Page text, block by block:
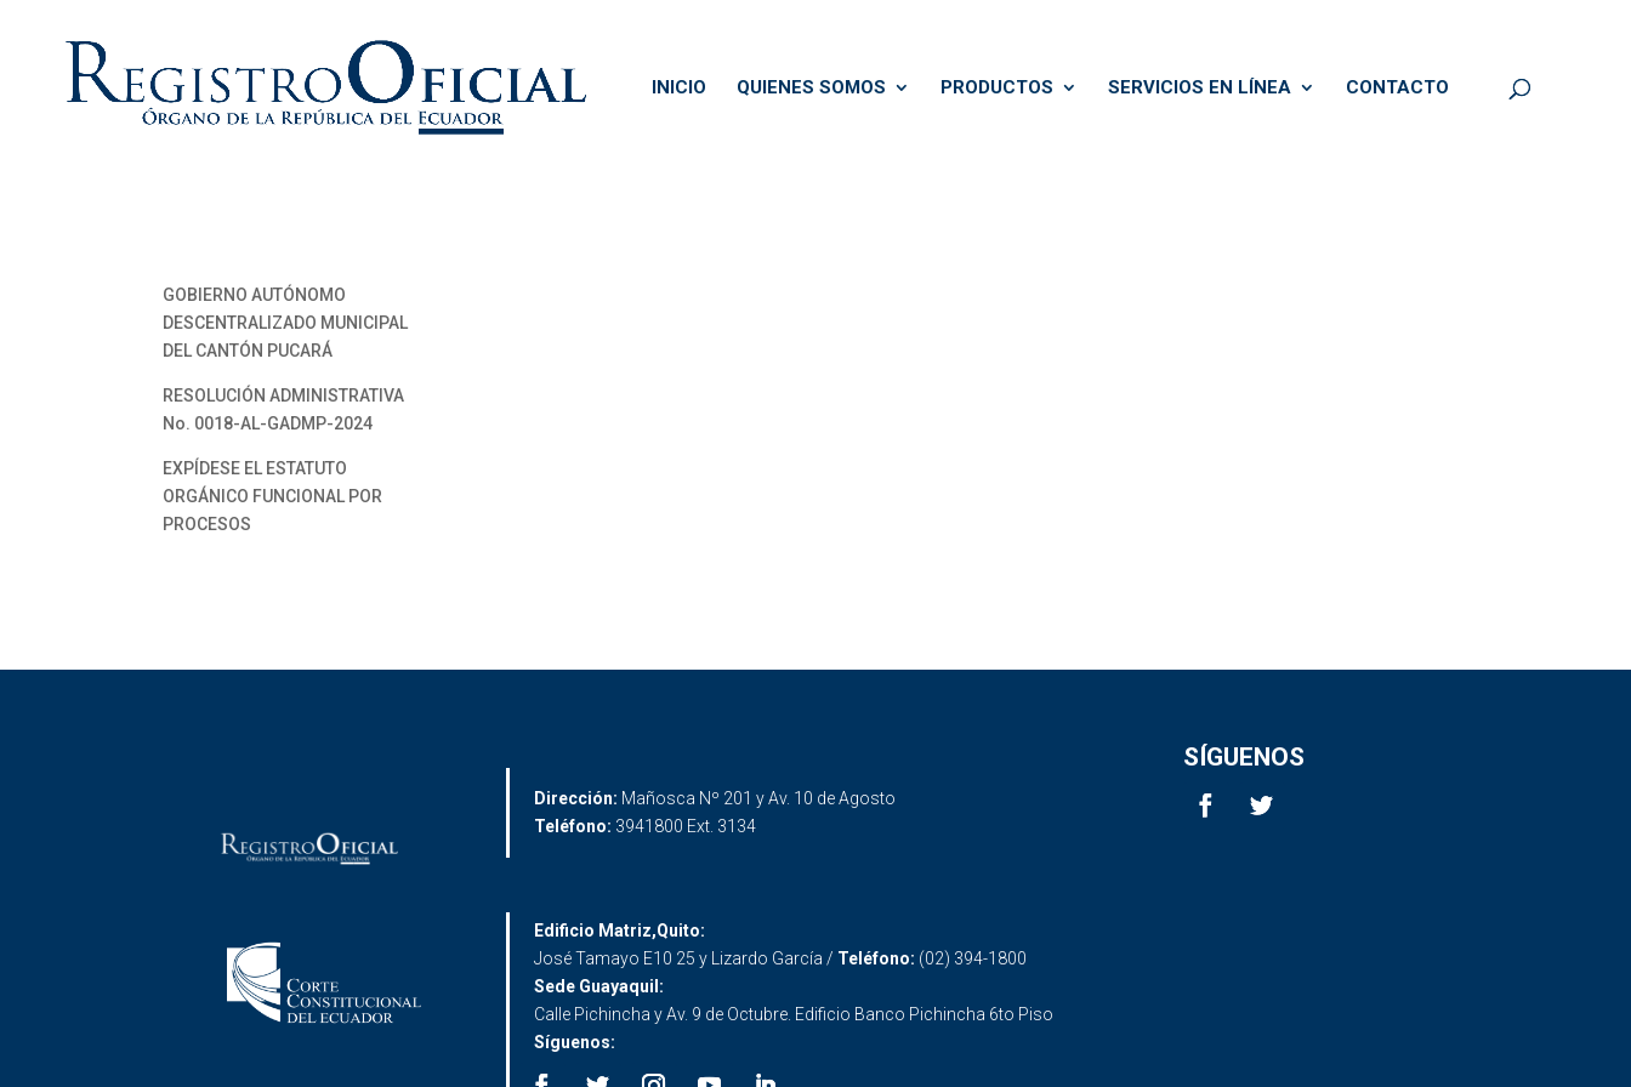
INICIO QUIENES SOMOS PRODUCTOS SERVICIOS EN LÍNEA CONTACTO
GOBIERNO AUTÓNOMO
DESCENTRALIZADO MUNICIPAL
DEL CANTÓN PUCARÁ
RESOLUCIÓN ADMINISTRATIVA
No. 0018-AL-GADMP-2024
EXPÍDESE EL ESTATUTO
ORGÁNICO FUNCIONAL POR
PROCESOS
Dirección: Mañosca Nº 201 y Av. 10 de Agosto
Teléfono: 3941800 Ext. 3134
SÍGUENOS
Edificio Matriz,Quito:
José Tamayo E10 25 y Lizardo García / Teléfono: (02) 394-1800
Sede Guayaquil:
Calle Pichincha y Av. 9 de Octubre. Edificio Banco Pichincha 6to Piso
Síguenos: